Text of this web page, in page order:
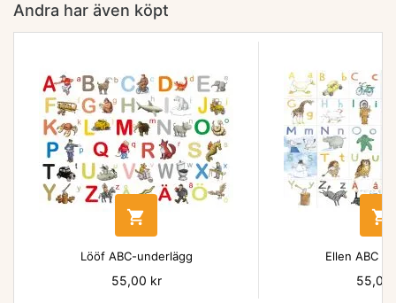
Andra har även köpt

Lööf ABC-underlägg
Pris
55,00 kr

Ellen ABC
Pris
55,00